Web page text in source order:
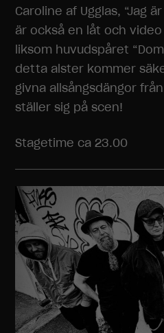
Caroline af Ugglas, “Jag
är också en låt och
liksom huvudspåret
detta alster kommer
givna allsångsdängor
ställer sig på scen!
Stagetime ca 23.00